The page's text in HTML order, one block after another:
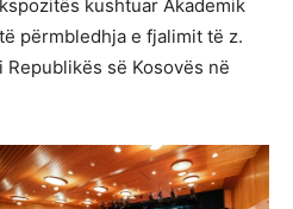
kushtuar Akademik
përmbledhja e fjalimit të z.
së Kosovës në